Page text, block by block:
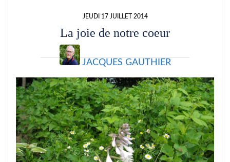
JEUDI 17 JUILLET 2014
La joie de notre coeur
JACQUES GAUTHIER